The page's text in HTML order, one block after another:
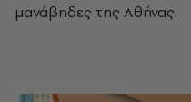
μανάβηδες της Αθήνας.